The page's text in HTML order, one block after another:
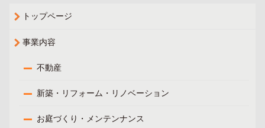
トップページ
事業内容
不動産
新築・リフォーム・リノベーション
お庭づくり・メンテンナンス